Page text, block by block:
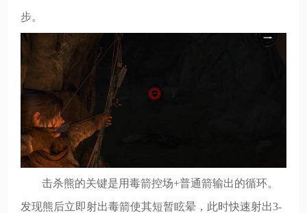
步。
击杀熊的关键是用毒箭控场+普通箭输出的循环。
发现熊后立即射出毒箭使其短暂眩晕，此时快速射出3-